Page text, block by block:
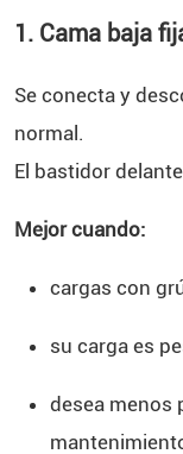
1. Cama baja
Se conecta y
normal.
El bastidor
Mejor cuando:
cargas con
su carga es
desea menos